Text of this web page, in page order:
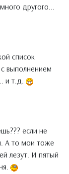
другого...
список
выполнением
и т.д.
если не
А то мои тоже
лезут. И пятый